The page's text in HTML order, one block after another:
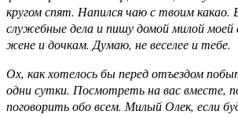
кругом спят. Напился чаю с твоим какао.
служебные дела и пишу домой милой моей
жене и дочкам. Думаю, не веселее и тебе.
Ох, как хотелось бы перед отъездом
одни сутки. Посмотреть на вас вместе,
поговорить обо всем. Милый Олек, если